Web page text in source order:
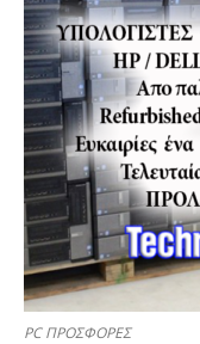
PC ΠΡΟΣΦΟΡΕΣ